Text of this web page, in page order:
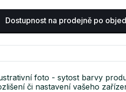
Dostupnost na prodejně po
foto - sytost barvy
či nastavení vašeho